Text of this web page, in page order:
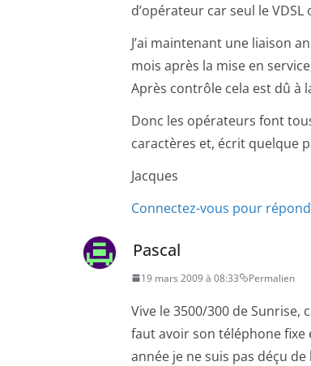
d’opérateur car seul le
J’ai maintenant une liaison
mois après la mise en
Après contrôle cela est dû à
Donc les opérateurs font
caractères et, écrit quelque
Jacques
Connectez-vous pour
Pascal
19 mars 2009 à 08:33 Permalien
Vive le 3500/300 de
faut avoir son téléphone fixe
année je ne suis pas déçu de